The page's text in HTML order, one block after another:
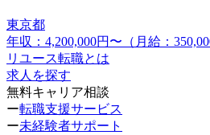
東京都
年収：4,200,000円〜（月給：
リユース転職とは
求人を探す
無料キャリア相談
ー転職支援サービス
ー未経験者サポート